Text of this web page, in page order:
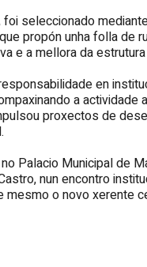
seleccionado
propón unha folla de
e a mellora da
en
a
proxectos de
Palacio Municipal de
nun encontro
o novo xerente